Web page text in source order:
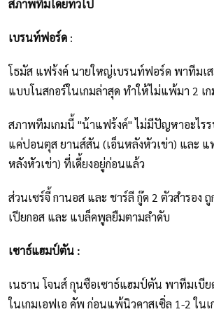
สภาพทีมโดยทั่วไป
เบรนท์ฟอร์ด :
โธมัส แฟร้งค์ นายใหญ่เบรนท์ฟอร์ด พาทีมเ
แบบโนสกอร์ในเกมล่าสุด ทำให้ไม่แพ้มา 2 เ
สภาพทีมเกมนี้ "น้าแฟร้งค์" ไม่มีปัญหาอะไร
แค่ปอนตุส ยานส์สัน (เอ็นหลังหัวเข่า) และ แ
หลังหัวเข่า) ที่เดี้ยงอยู่ก่อนแล้ว
ส่วนเซร์จี้ กานอส และ ชาร์ลี กู๊ด 2 ตัวสำรอง
เปียกอส และ แบล็คพูลยืมตามลำดับ
เซาธ์แฮมป์ตัน :
เนธาน โจนส์ กุนซือเซาธ์แฮมป์ตัน พาทีมเบี
ในเกมเอฟเอ คัพ ก่อนแพ้นิวคาสเซิ่ล 1-2 ใน